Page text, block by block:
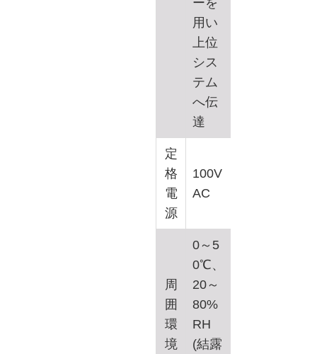
ーを
用い
上位
シス
テム
へ伝
達
定
格
電
源
100V
AC
周
囲
環
境
0～5
0℃、
20～
80%
RH
(結露